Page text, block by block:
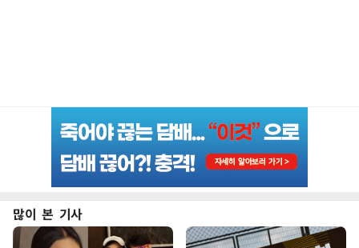
많이 본 기사